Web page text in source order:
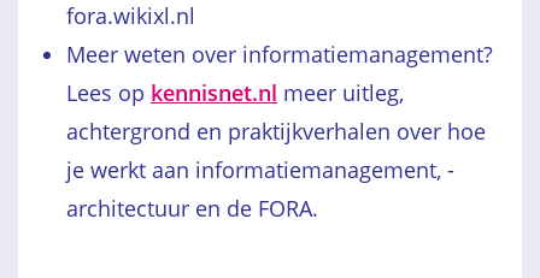
fora.wikixl.nl
Meer weten over informatiemanagement?
Lees op kennisnet.nl meer uitleg,
achtergrond en praktijkverhalen over hoe
je werkt aan informatiemanagement, -
architectuur en de FORA.